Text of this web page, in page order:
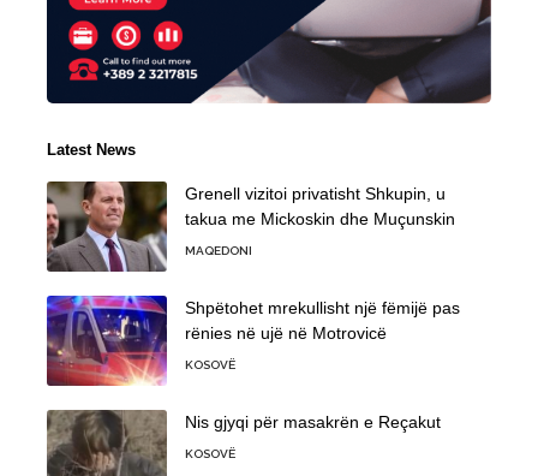
Latest News
Grenell vizitoi privatisht Shkupin, u
takua me Mickoskin dhe Muçunskin
MAQEDONI
Shpëtohet mrekullisht një fëmijë pas
rënies në ujë në Motrovicë
KOSOVË
Nis gjyqi për masakrën e Reçakut
KOSOVË